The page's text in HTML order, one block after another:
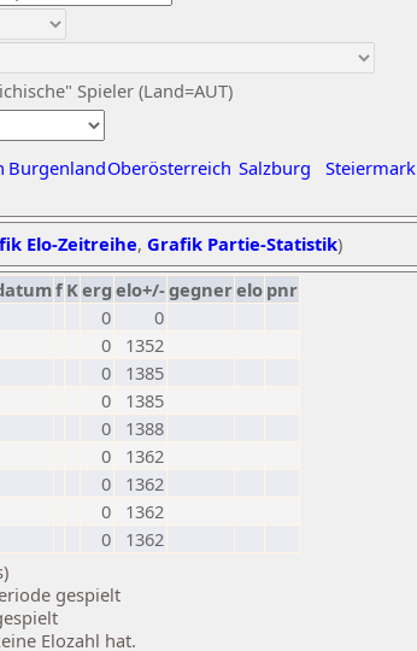
Spieler (Land=AUT)
BurgenlandOberösterreich Salzburg Steiermark
Elo-Zeitreihe, Grafik Partie-Statistik)
f Kerg elo+/-gegnerelo pnr
0
0
0
1352
0
1385
0
1385
0
1388
0
1362
0
1362
0
1362
0
1362
gespielt
Elozahl hat.